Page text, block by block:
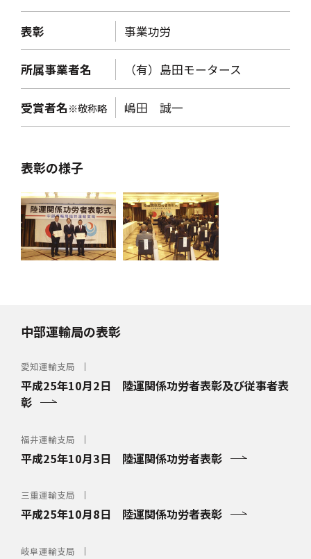
表彰 事業功労
所属事業者名 （有）島田モータース
受賞者名※敬称略 嶋田 誠一
表彰の様子
中部運輸局の表彰
愛知運輸支局
平成25年10月2日 陸運関係功労者表彰及び従事者表
彰
福井運輸支局
平成25年10月3日 陸運関係功労者表彰
三重運輸支局
平成25年10月8日 陸運関係功労者表彰
岐阜運輸支局